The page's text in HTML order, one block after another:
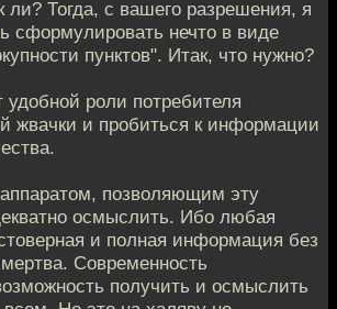
ли? Тогда, с вашего разрешения, я
сформулировать нечто в виде
пунктов". Итак, что нужно?
удобной роли потребителя
жвачки и пробиться к информации
позволяющим эту
осмыслить. Ибо любая
и полная информация без
мертва. Современность
получить и осмыслить